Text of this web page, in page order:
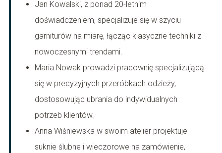
Jan Kowalski, z ponad 20-letnim
doświadczeniem, specjalizuje się w szyciu
garniturów na miarę, łącząc klasyczne techniki z
nowoczesnymi trendami.
Maria Nowak prowadzi pracownię specjalizującą
się w precyzyjnych przeróbkach odzieży,
dostosowując ubrania do indywidualnych
potrzeb klientów.
Anna Wiśniewska w swoim atelier projektuje
suknie ślubne i wieczorowe na zamówienie,